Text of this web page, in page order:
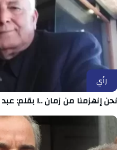
رأي
نحن إنهزمنا من زمان ..! بقلم: